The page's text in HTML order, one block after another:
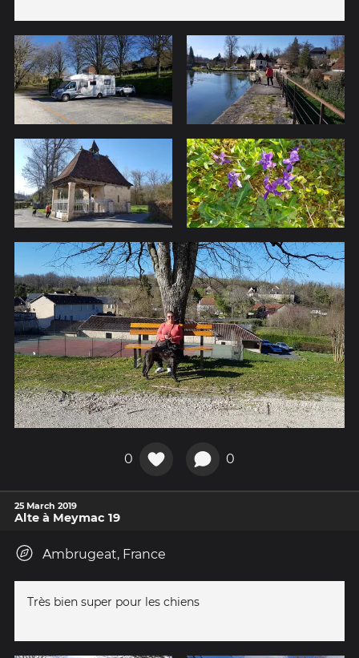
0 0
25 March 2019
Alte à Meymac 19
Ambrugeat, France
Très bien super pour les chiens